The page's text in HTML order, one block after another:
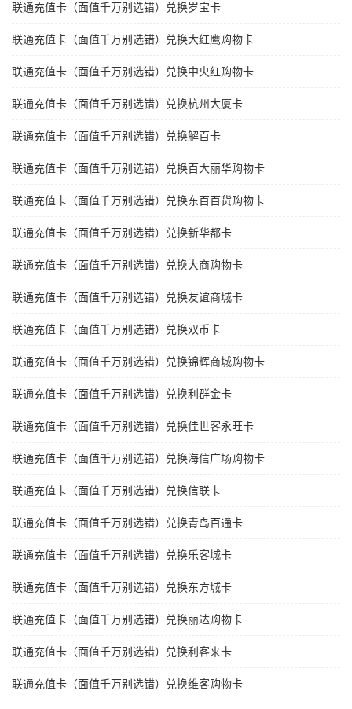
联通充值卡（面值千万别选错）兑换岁宝卡
联通充值卡（面值千万别选错）兑换大红鹰购物卡
联通充值卡（面值千万别选错）兑换中央红购物卡
联通充值卡（面值千万别选错）兑换杭州大厦卡
联通充值卡（面值千万别选错）兑换解百卡
联通充值卡（面值千万别选错）兑换百大丽华购物卡
联通充值卡（面值千万别选错）兑换东百百货购物卡
联通充值卡（面值千万别选错）兑换新华都卡
联通充值卡（面值千万别选错）兑换大商购物卡
联通充值卡（面值千万别选错）兑换友谊商城卡
联通充值卡（面值千万别选错）兑换双币卡
联通充值卡（面值千万别选错）兑换锦辉商城购物卡
联通充值卡（面值千万别选错）兑换利群金卡
联通充值卡（面值千万别选错）兑换佳世客永旺卡
联通充值卡（面值千万别选错）兑换海信广场购物卡
联通充值卡（面值千万别选错）兑换信联卡
联通充值卡（面值千万别选错）兑换青岛百通卡
联通充值卡（面值千万别选错）兑换乐客城卡
联通充值卡（面值千万别选错）兑换东方城卡
联通充值卡（面值千万别选错）兑换丽达购物卡
联通充值卡（面值千万别选错）兑换利客来卡
联通充值卡（面值千万别选错）兑换维客购物卡